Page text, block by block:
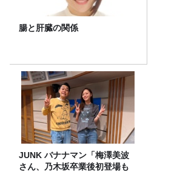
腸と肝臓の関係
JUNK バナナマン「梅澤美波
さん、乃木坂卒業後初登場も